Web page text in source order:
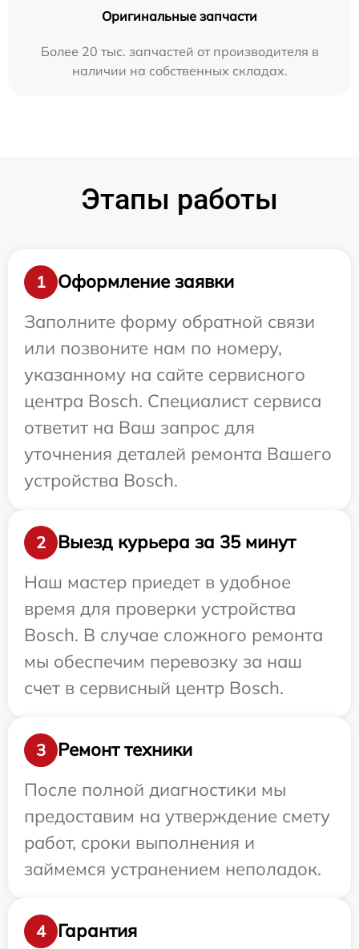
Оригинальные запчасти
Более 20 тыс. запчастей от производителя в
наличии на собственных складах.
Этапы работы
1
Оформление заявки
Заполните форму обратной связи
или позвоните нам по номеру,
указанному на сайте сервисного
центра Bosch. Специалист сервиса
ответит на Ваш запрос для
уточнения деталей ремонта Вашего
устройства Bosch.
2
Выезд курьера за 35 минут
Наш мастер приедет в удобное
время для проверки устройства
Bosch. В случае сложного ремонта
мы обеспечим перевозку за наш
счет в сервисный центр Bosch.
3
Ремонт техники
После полной диагностики мы
предоставим на утверждение смету
работ, сроки выполнения и
займемся устранением неполадок.
4 Гарантия